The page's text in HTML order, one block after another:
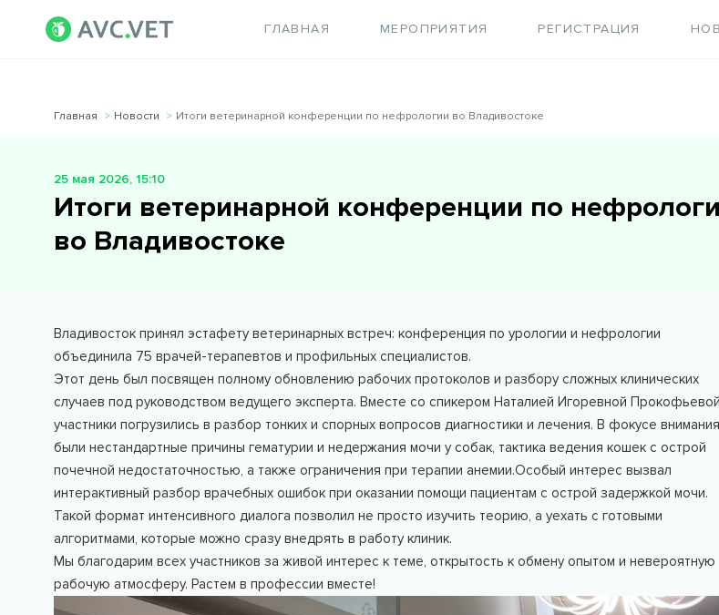
ГЛАВНАЯ МЕРОПРИЯТИЯ РЕГИСТРАЦИЯ
Главная Новости Итоги ветеринарной конференции по нефрологии во Владивостоке
25 мая 2026, 15:10
Итоги ветеринарной конференции по
во Владивостоке
Владивосток принял эстафету ветеринарных встреч: конференция по урологии и нефрологии
объединила 75 врачей-терапевтов и профильных специалистов.
Этот день был посвящен полному обновлению рабочих протоколов и разбору сложных клинических
случаев под руководством ведущего эксперта. Вместе со спикером Наталией Игоревной Прокофьевой
участники погрузились в разбор тонких и спорных вопросов диагностики и лечения. В фокусе внимания
были нестандартные причины гематурии и недержания мочи у собак, тактика ведения кошек с острой
почечной недостаточностью, а также ограничения при терапии анемии.Особый интерес вызвал
интерактивный разбор врачебных ошибок при оказании помощи пациентам с острой задержкой мочи.
Такой формат интенсивного диалога позволил не просто изучить теорию, а уехать с готовыми
алгоритмами, которые можно сразу внедрять в работу клиник.
Мы благодарим всех участников за живой интерес к теме, открытость к обмену опытом и невероятную
рабочую атмосферу. Растем в профессии вместе!